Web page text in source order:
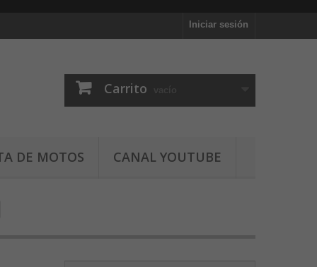
Iniciar sesión
Carrito vacío
DE MOTOS CANAL YOUTUBE